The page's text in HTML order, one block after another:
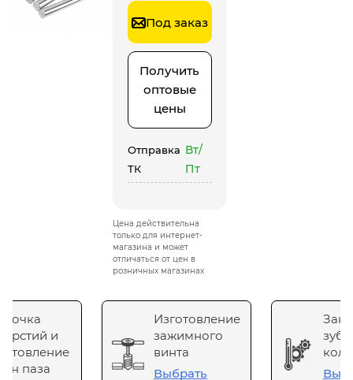
Под заказ
Получить
оптовые
цены
Отправка
ТК
Вт/
Пт
Цена действительна
только для интернет-
магазина и может
отличаться от цен в
розничных магазинах
и
паза
Изготовление
зажимного
винта
Выбрать